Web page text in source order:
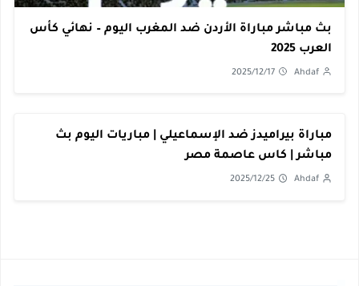
بث مباشر مباراة الأردن ضد المغرب اليوم – نهائي كأس
العرب 2025
Ahdaf
2025/12/17
مباراة بيراميدز ضد الإسماعيلي | مباريات اليوم بث
مباشر | كاس عاصمة مصر
Ahdaf
2025/12/25